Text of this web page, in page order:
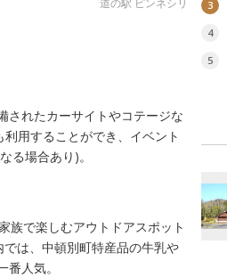
されたカーサイトやコテージな
用することができ、イベント
る場合あり)。
族で楽しむアウトドアスポット
は、中頓別町特産品の牛乳や
人気。
3
4
5